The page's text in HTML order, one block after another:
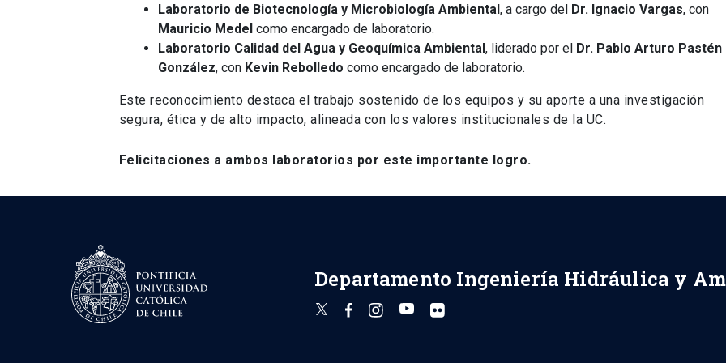
Laboratorio de Biotecnología y Microbiología Ambiental , a cargo del Dr. Ignacio Vargas, con
Mauricio Medel como encargado de laboratorio.
Laboratorio Calidad del Agua y Geoquímica Ambiental , liderado por el Dr. Pablo Arturo Pastén
González, con Kevin Rebolledo como encargado de laboratorio.
Este reconocimiento destaca el trabajo sostenido de los equipos y su aporte a una investigación
segura, ética y de alto impacto, alineada con los valores institucionales de la UC.
Felicitaciones a ambos laboratorios por este importante logro.
Departamento Ingeniería Hidráulica y